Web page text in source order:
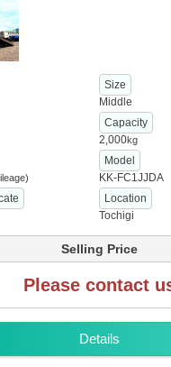
Size
Middle
Capacity
2,000kg
Model
KK-FC1JJDA
Location
Tochigi
Selling Price
Please contact
Details